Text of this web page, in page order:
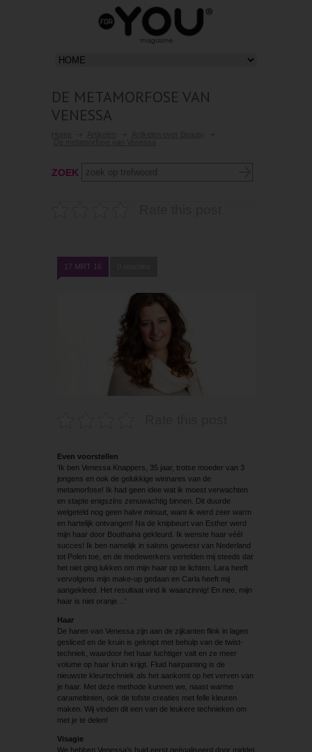
DE METAMORFOSE VAN
VENESSA
ZOEK
17 MRT 16
Even voorstellen
‘Ik ben Venessa Knappers, 35 jaar, trotse moeder van 3
jongens en ook de gelukkige winnares van de
metamorfose! Ik had geen idee wat ik moest verwachten
en stapte enigszins zenuwachtig binnen. Dit duurde
welgeteld nog geen halve minuut, want ik werd zeer warm
en hartelijk ontvangen! Na de knipbeurt van Esther werd
mijn haar door Bouthaina gekleurd. Ik wenste haar véél
succes! Ik ben namelijk in salons geweest van Nederland
tot Polen toe, en de medewerkers vertelden mij steeds dat
het niet ging lukken om mijn haar op te lichten. Lara heeft
vervolgens mijn make-up gedaan en Carla heeft mij
aangekleed. Het resultaat vind ik waanzinnig! En nee, mijn
haar is niet oranje…’
Haar
De haren van Venessa zijn aan de zijkanten flink in lagen
gesliced en de kruin is geknipt met behulp van de twist-
techniek, waardoor het haar luchtiger valt en ze meer
volume op haar kruin krijgt. Fluid hairpainting is de
nieuwste kleurtechniek als het aankomt op het verven van
je haar. Met deze methode kunnen we, naast warme
carameltinten, ook de tofste creaties met felle kleuren
maken. Wij vinden dit een van de leukere technieken om
met je te delen!
Visagie
We hebben Venessa’s huid eerst geëgaliseerd door middel